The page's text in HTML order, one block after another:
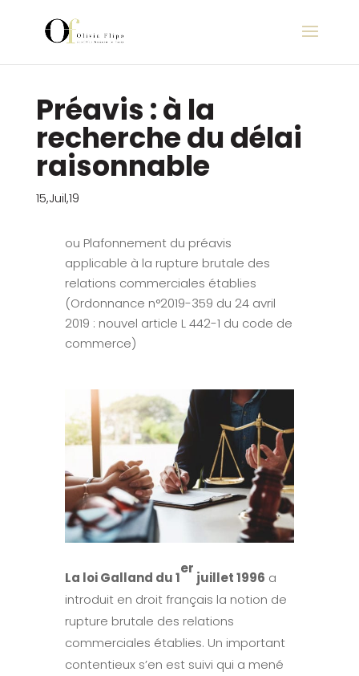
Préavis : à la
recherche du délai
raisonnable
15,Juil,19
ou Plafonnement du préavis
applicable à la rupture brutale des
relations commerciales établies
(Ordonnance n°2019-359 du 24 avril
2019 : nouvel article L 442-1 du code de
commerce)
La loi Galland du 1
er
juillet 1996 a
introduit en droit français la notion de
rupture brutale des relations
commerciales établies. Un important
contentieux s’en est suivi qui a mené